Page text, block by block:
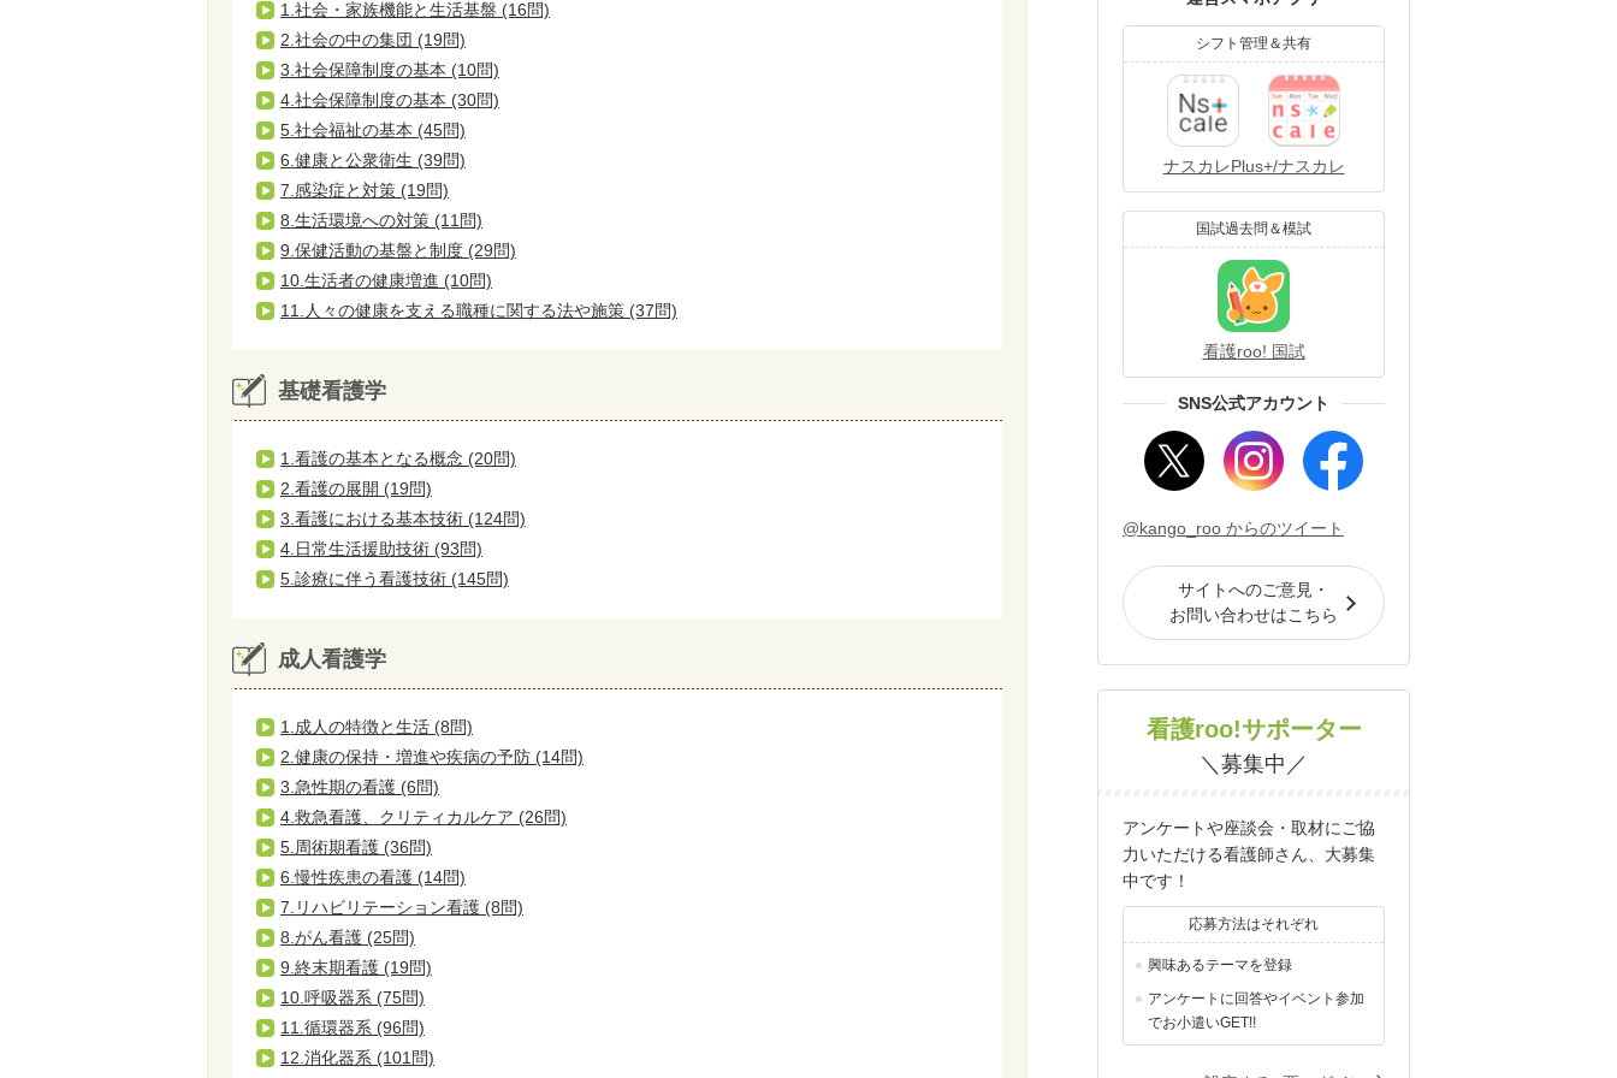
1.社会・家族機能と生活基盤 (16問)
2.社会の中の集団 (19問)
3.社会保障制度の基本 (10問)
4.社会保障制度の基本 (30問)
5.社会福祉の基本 (45問)
6.健康と公衆衛生 (39問)
7.感染症と対策 (19問)
8.生活環境への対策 (11問)
9.保健活動の基盤と制度 (29問)
10.生活者の健康増進 (10問)
11.人々の健康を支える職種に関する法や施策 (37問)
基礎看護学
1.看護の基本となる概念 (20問)
2.看護の展開 (19問)
3.看護における基本技術 (124問)
4.日常生活援助技術 (93問)
5.診療に伴う看護技術 (145問)
成人看護学
1.成人の特徴と生活 (8問)
2.健康の保持・増進や疾病の予防 (14問)
3.急性期の看護 (6問)
4.救急看護、クリティカルケア (26問)
5.周術期看護 (36問)
6.慢性疾患の看護 (14問)
7.リハビリテーション看護 (8問)
8.がん看護 (25問)
9.終末期看護 (19問)
10.呼吸器系 (75問)
11.循環器系 (96問)
12.消化器系 (101問)
シフト管理＆共有
ナスカレPlus+/ナスカレ
国試過去問＆模試
看護roo! 国試
SNS公式アカウント
@kango_roo からのツイート
サイトへのご意見・
お問い合わせはこちら
看護roo!サポーター
＼募集中／
アンケートや座談会・取材にご協
力いただける看護師さん、大募集
中です！
応募方法はそれぞれ
興味あるテーマを登録
アンケートに回答やイベント参加
でお小遣いGET!!